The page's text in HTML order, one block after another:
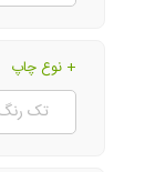
+ نوع چاپ